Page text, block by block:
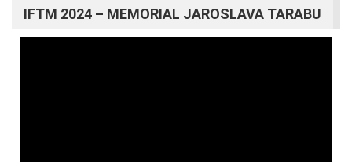
IFTM 2024 – MEMORIAL JAROSLAVA TARABU